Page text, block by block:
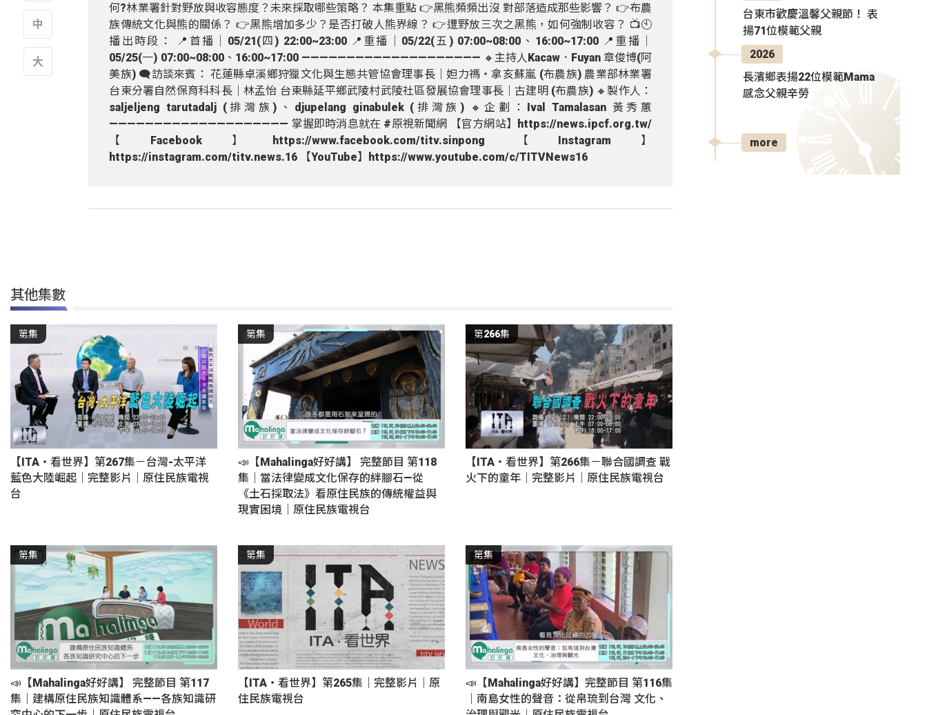
何?林業署針對野放與收容態度？未來採取哪些策略？ 本集重點 👉黑熊頻頻出沒 對部落造成那些影響？ 👉布農
族傳統文化與熊的關係？ 👉黑熊增加多少？是否打破人熊界線？ 👉遭野放三次之黑熊，如何強制收容？ 📺🕙
播出時段： 📍首播｜05/21(四) 22:00~23:00 📍重播｜05/22(五) 07:00~08:00、16:00~17:00 📍重播｜
05/25(一) 07:00~08:00、16:00~17:00 ———————————————————— 🔸主持人Kacaw．Fuyan 章俊博(阿
美族) 🗨️訪談來賓： 花蓮縣卓溪鄉狩獵文化與生態共管協會理事長｜妲力禡‧拿亥蘇嵐 (布農族) 農業部林業署
台東分署自然保育科科長｜林孟怡 台東縣延平鄉武陵村武陵社區發展協會理事長｜古建明 (布農族) 🔸製作人：
saljeljeng tarutadalj (排灣族)、djupelang ginabulek (排灣族) 🔸企劃：Ival Tamalasan 黃秀蕙
———————————————————— 掌握即時消息就在 #原視新聞網 【官方網站】https://news.ipcf.org.tw/
【Facebook】https://www.facebook.com/titv.sinpong 【Instagram】
https://instagram.com/titv.news.16 【YouTube】https://www.youtube.com/c/TITVNews16
其他集數
第集
【ITA・看世界】第267集－台灣-太平洋
藍色大陸崛起｜完整影片｜原住民族電視
台
第集
📣【Mahalinga好好講】 完整節目 第118
集｜當法律變成文化保存的絆腳石—從
《土石採取法》看原住民族的傳統權益與
現實困境｜原住民族電視台
第266集
【ITA・看世界】第266集－聯合國調查 戰
火下的童年｜完整影片｜原住民族電視台
第集
📣【Mahalinga好好講】 完整節目 第117
集｜建構原住民族知識體系——各族知識研
第集
【ITA・看世界】第265集｜完整影片｜原
住民族電視台
第集
📣【Mahalinga好好講】完整節目 第116集
｜南島女性的聲音：從帛琉到台灣 文化、
台東市歡慶溫馨父親節！ 表
揚71位模範父親
2026
長濱鄉表揚22位模範Mama
感念父親辛勞
more